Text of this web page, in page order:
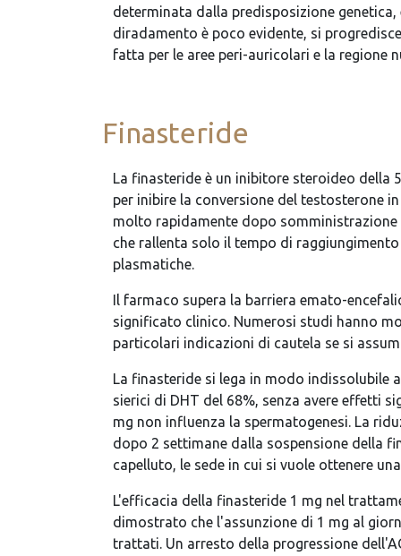
determinata dalla predisposizione
diradamento è poco evidente, si
fatta per le aree peri-auricolari e la regione
Finasteride
La finasteride è un inibitore steroideo
per inibire la conversione del testosterone
molto rapidamente dopo
che rallenta solo il tempo di
plasmatiche.
Il farmaco supera la barriera emato-
significato clinico. Numerosi studi hanno
particolari indicazioni di cautela se si
La finasteride si lega in modo
sierici di DHT del 68%, senza avere effetti
mg non influenza la spermatogenesi. La
dopo 2 settimane dalla sospensione della
capelluto, le sede in cui si vuole ottenere
L'efficacia della finasteride 1 mg nel
dimostrato che l'assunzione di 1 mg al
trattati. Un arresto della progressione